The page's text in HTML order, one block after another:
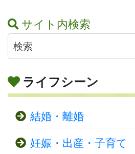
サイト内検索
ライフシーン
結婚・離婚
妊娠・出産・子育て